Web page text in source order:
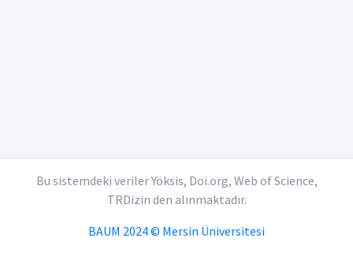
Bu sistemdeki veriler Yöksis, Doi.org, Web of Science,
TRDizin den alınmaktadır.
BAUM 2024 © Mersin Üniversitesi